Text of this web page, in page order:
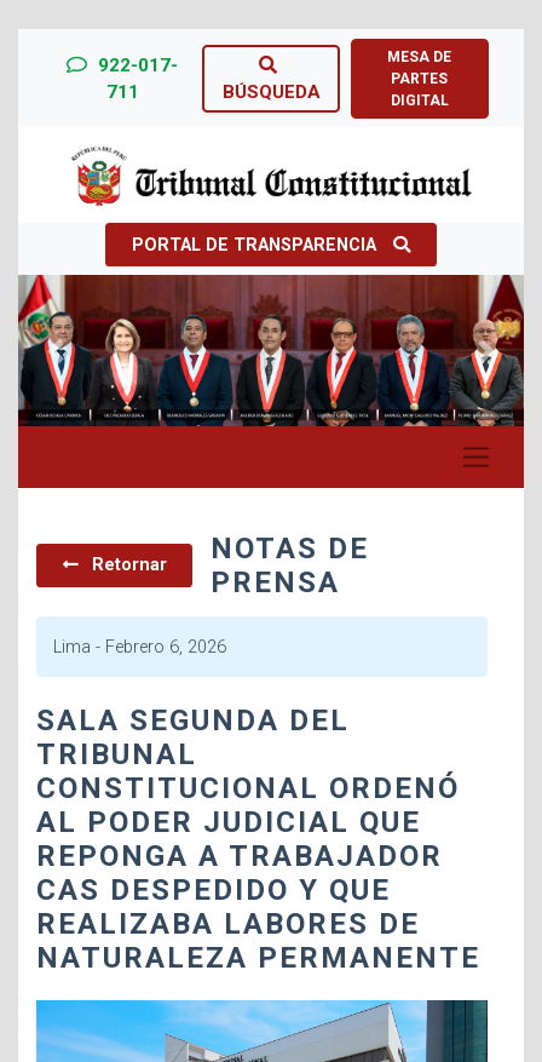
922-017-
711
BÚSQUEDA
MESA DE
PARTES
DIGITAL
PORTAL DE TRANSPARENCIA
Previous Next
Retornar
NOTAS DE
PRENSA
Lima - Febrero 6, 2026
SALA SEGUNDA DEL
TRIBUNAL
CONSTITUCIONAL ORDENÓ
AL PODER JUDICIAL QUE
REPONGA A TRABAJADOR
CAS DESPEDIDO Y QUE
REALIZABA LABORES DE
NATURALEZA PERMANENTE